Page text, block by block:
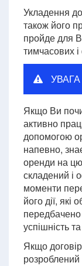
Укладення
також його
пройде для
тимчасових
УВАГА
Якщо Ви
активно
допомогою
напевно,
оренди на
складений і
моменти
його дії, які
успішність
Якщо